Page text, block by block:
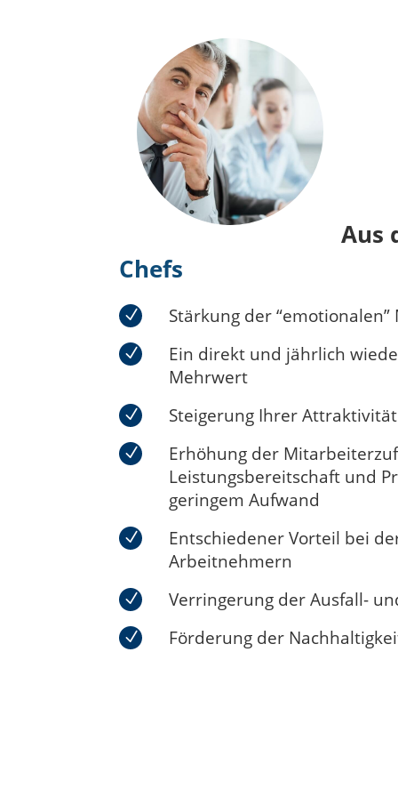
Aus
Chefs
Stärkung der
Ein direkt und jährlich
Mehrwert
Steigerung Ihrer
Erhöhung der
Leistungsbereitschaft und
geringem Aufwand
Entschiedener Vorteil bei
Arbeitnehmern
Verringerung der Ausfall-
Förderung der